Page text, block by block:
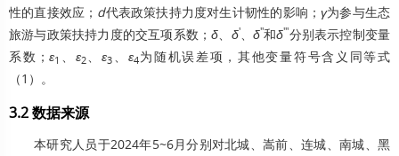
性的直接效应； d代表政策扶持力度对生计韧性的影响； γ为参与生态
旅游与政策扶持力度的交互项系数；δ、 δ'、 δ''和δ'''分别表示控制变量
系数；ε1 、 ε2、ε3 、 ε4为随机误差项，其他变量符号含义同等式
（1）。
3.2 数据来源
本研究人员于2024年5~6月分别对北城、嵩前、连城、南城、黑